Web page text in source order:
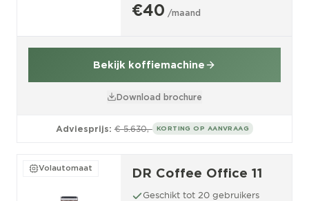
€40 /maand
Bekijk koffiemachine
Download brochure
Adviesprijs: € 5.630,- KORTING OP AANVRAAG
Volautomaat DR Coffee Office 11
Geschikt tot 20 gebruikers